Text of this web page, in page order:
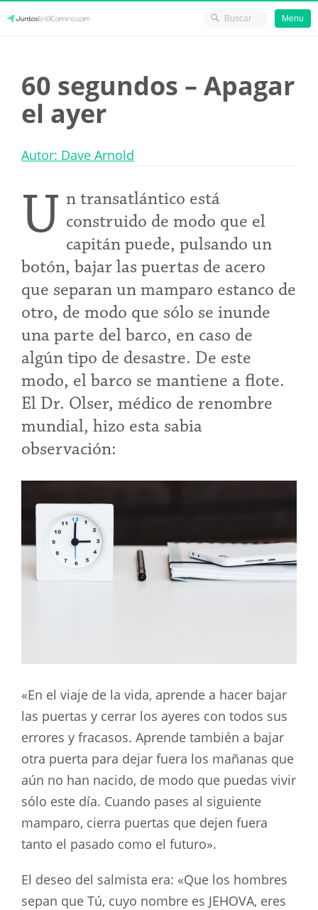
content
Menu
60 segundos – Apagar
el ayer
Autor: Dave Arnold
U n transatlántico está
construido de modo que el
capitán puede, pulsando un
botón, bajar las puertas de acero
que separan un mamparo estanco de
otro, de modo que sólo se inunde
una parte del barco, en caso de
algún tipo de desastre. De este
modo, el barco se mantiene a flote.
El Dr. Olser, médico de renombre
mundial, hizo esta sabia
observación:
«En el viaje de la vida, aprende a hacer bajar
las puertas y cerrar los ayeres con todos sus
errores y fracasos. Aprende también a bajar
otra puerta para dejar fuera los mañanas que
aún no han nacido, de modo que puedas vivir
sólo este día. Cuando pases al siguiente
mamparo, cierra puertas que dejen fuera
tanto el pasado como el futuro».
El deseo del salmista era: «Que los hombres
sepan que Tú, cuyo nombre es JEHOVA, eres